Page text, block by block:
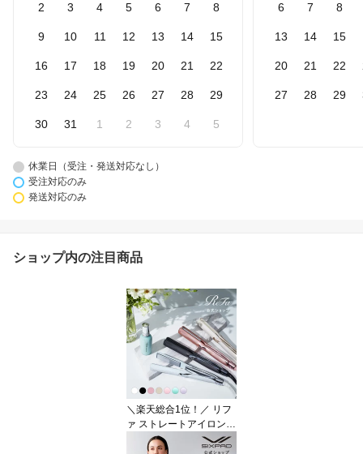
2 3 4 5 6 7 8
9 10 11 12 13 14 15
16 17 18 19 20 21 22
23 24 25 26 27 28 29
30 31 1 2 3 4 5
6 7 8
13 14 15
20 21 22
27 28 29
休業日（受注・発送対応なし）
受注対応のみ
発送対応のみ
ショップ内の注目商品
＼楽天総合1位！／ リフ
ァ ストレートアイロン
プロ STRAIGHT IRON P